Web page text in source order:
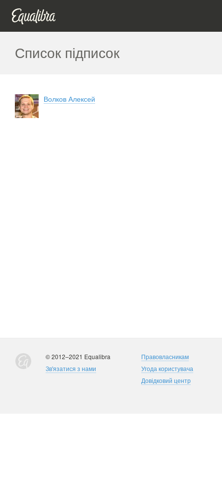
Список підписок
Волков Алексей
© 2012–2021 Equalibra
Зв'язатися з нами
Правовласникам
Угода користувача
Довідковий центр